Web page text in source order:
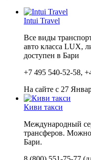
Intui Travel
Все виды
авто класса LUX,
доступен в Бари
+7 495 540-52-58,
На сайте с 27
Киви такси
Международный
трансферов. Можно
Бари.